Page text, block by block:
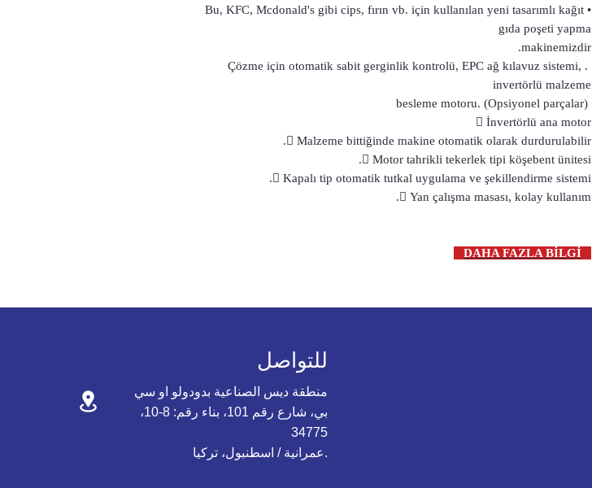
• Bu, KFC, Mcdonald's gibi cips, fırın vb. için kullanılan yeni tasarımlı kağıt
gıda poşeti yapma
makinemizdir.
. Çözme için otomatik sabit gerginlik kontrolü, EPC ağ kılavuz sistemi,
invertörlü malzeme
 İnvertörlü ana motor
 Malzeme bittiğinde makine otomatik olarak durdurulabilir.
 Motor tahrikli tekerlek tipi köşebent ünitesi.
 Kapalı tip otomatik tutkal uygulama ve şekillendirme sistemi.
 Yan çalışma masası, kolay kullanım.
DAHA FAZLA BİLGİ
للتواصل
منطقة ديس الصناعية بدودولو او سي
بي، شارع رقم 101، بناء رقم: 8-10،
34775
عمرانية / اسطنبول، تركيا.